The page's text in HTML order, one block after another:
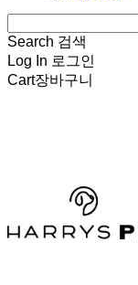
Search 검색
Log In 로그인
Cart장바구니